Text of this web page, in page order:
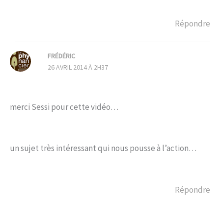
Répondre
FRÉDÉRIC
26 AVRIL 2014 À 2H37
merci Sessi pour cette vidéo…
un sujet très intéressant qui nous pousse à l’action…
Répondre